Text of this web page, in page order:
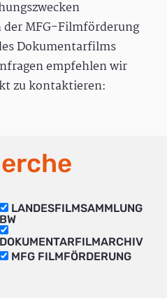
MFG-Filmförderung
Dokumentarfilms
empfehlen wir
zu kontaktieren:
LANDESFILMSAMMLUNG
BW
DOKUMENTARFILMARCHIV
MFG FILMFÖRDERUNG